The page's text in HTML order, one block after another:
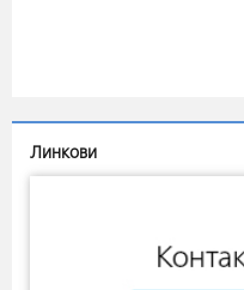
Линкови